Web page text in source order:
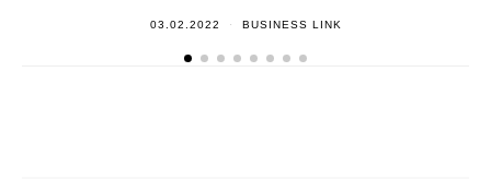
03.02.2022 BUSINESS LINK